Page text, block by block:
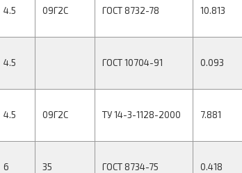
4.5 09Г2С ГОСТ 8732-78 10.813
4.5 ГОСТ 10704-91 0.093
4.5 09Г2С ТУ 14-3-1128-2000 7.881
6 35 ГОСТ 8734-75 0.418